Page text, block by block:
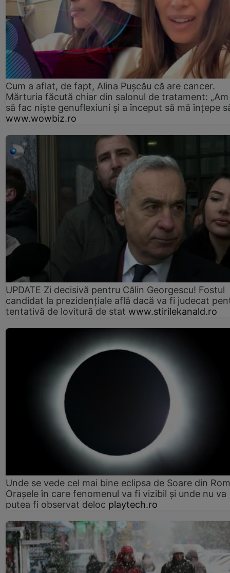
Cum a aflat, de fapt, Alina Pușcău că are cancer.
Mărturia făcută chiar din salonul de tratament:
să fac niște genuflexiuni și a început să mă înțepe
www.wowbiz.ro
UPDATE Zi decisivă pentru Călin Georgescu! Fostul
candidat la prezidențiale află dacă va fi judecat
tentativă de lovitură de stat www.stirilekanald.ro
Unde se vede cel mai bine eclipsa de Soare din
Orașele în care fenomenul va fi vizibil și unde nu va
putea fi observat deloc playtech.ro